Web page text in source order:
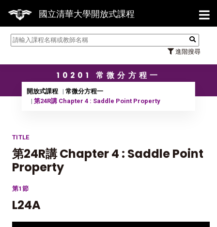
國立清華大學開放式課程
進階搜尋
【
10201 常微分方程一
開放式課程
常微分方程一
第24R講 Chapter 4 : Saddle Point Property
TITLE
第24R講 Chapter 4 : Saddle Point
Property
第1節
L24A